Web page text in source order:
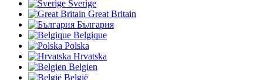
Sverige
Great Britain
България
Belgique
Polska
Hrvatska
Belgien
België